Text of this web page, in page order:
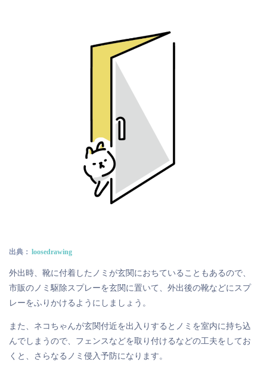
出典： loosedrawing
外出時、靴に付着したノミが玄関におちていることもあるので、
市販のノミ駆除スプレーを玄関に置いて、外出後の靴などにスプ
レーをふりかけるようにしましょう。
また、ネコちゃんが玄関付近を出入りするとノミを室内に持ち込
んでしまうので、フェンスなどを取り付けるなどの工夫をしてお
くと、さらなるノミ侵入予防になります。